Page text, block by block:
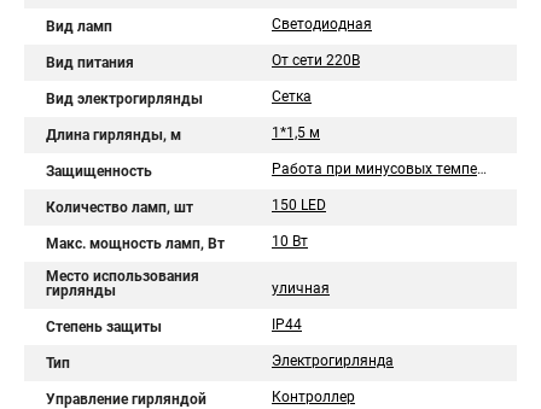
Вид ламп Светодиодная
Вид питания От сети 220В
Вид электрогирлянды Сетка
Длина гирлянды, м 1*1,5 м
Защищенность Работа при минусовых температурах
Количество ламп, шт 150 LED
Макс. мощность ламп, Вт 10 Вт
Место использования
гирлянды
уличная
Степень защиты IP44
Тип Электрогирлянда
Управление гирляндой Контроллер